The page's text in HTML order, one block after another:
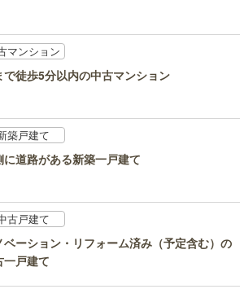
マンション
で徒歩5分以内の中古マンション
築戸建て
に道路がある新築一戸建て
古戸建て
ベーション・リフォーム済み（予定含む）の
一戸建て